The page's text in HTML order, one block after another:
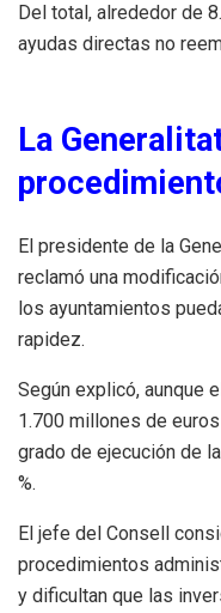
Del total, alrededor de
ayudas directas no
La
El presidente de la
reclamó una
los ayuntamientos
rapidez.
Según explicó, aunque
1.700 millones de
grado de ejecución de
%.
El jefe del Consell
procedimientos
y dificultan que las